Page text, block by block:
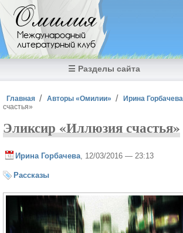
Перейти к основному содержанию
Омилия
Международный
литературный клуб
☰ Разделы сайта
Вы здесь
Главная Авторы «Омилии» Ирина Горбачева
счастья»
Эликсир «Иллюзия счастья»
Ирина Горбачева , 12/03/2016 — 23:13
Рассказы